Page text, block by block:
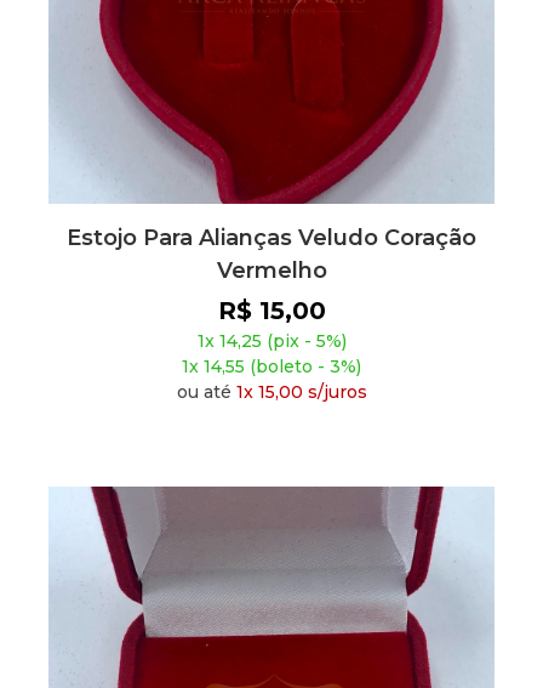
Estojo Para Alianças Veludo Coração
Vermelho
R$ 15,00
1x 14,25 (pix - 5%)
1x 14,55 (boleto - 3%)
ou até 1x 15,00 s/juros